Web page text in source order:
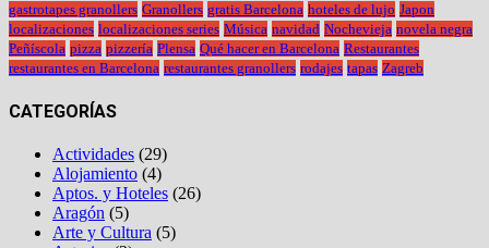
gastrotapes granollers Granollers gratis Barcelona hoteles de lujo Japon
localizaciones localizaciones series Música navidad Nochevieja novela negra
Peñíscola pizza pizzería Plensa Qué hacer en Barcelona Restaurantes
restaurantes en Barcelona restaurantes granollers rodajes tapas Zagreb
CATEGORÍAS
Actividades (29)
Alojamiento (4)
Aptos. y Hoteles (26)
Aragón (5)
Arte y Cultura (5)